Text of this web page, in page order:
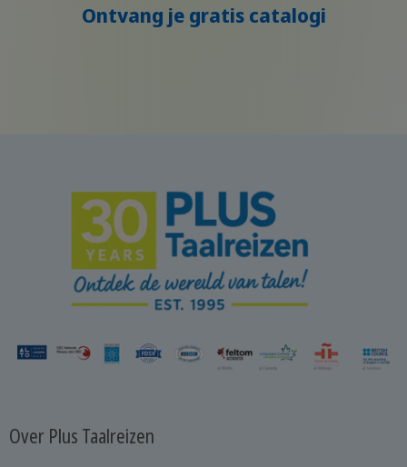
Ontvang je gratis catalogi
Over Plus Taalreizen